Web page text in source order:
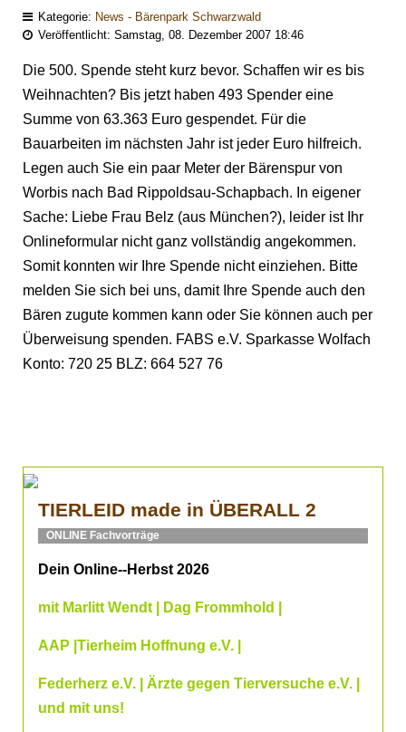
Kategorie: News - Bärenpark Schwarzwald
Veröffentlicht: Samstag, 08. Dezember 2007 18:46
Die 500. Spende steht kurz bevor. Schaffen wir es bis
Weihnachten? Bis jetzt haben 493 Spender eine
Summe von 63.363 Euro gespendet. Für die
Bauarbeiten im nächsten Jahr ist jeder Euro hilfreich.
Legen auch Sie ein paar Meter der Bärenspur von
Worbis nach Bad Rippoldsau-Schapbach. In eigener
Sache: Liebe Frau Belz (aus München?), leider ist Ihr
Onlineformular nicht ganz vollständig angekommen.
Somit konnten wir Ihre Spende nicht einziehen. Bitte
melden Sie sich bei uns, damit Ihre Spende auch den
Bären zugute kommen kann oder Sie können auch per
Überweisung spenden. FABS e.V. Sparkasse Wolfach
Konto: 720 25 BLZ: 664 527 76
TIERLEID made in ÜBERALL 2
ONLINE Fachvorträge
Dein Online--Herbst 2026
mit Marlitt Wendt | Dag Frommhold |
AAP |Tierheim Hoffnung e.V. |
Federherz e.V. | Ärzte gegen Tierversuche e.V. |
und mit uns!